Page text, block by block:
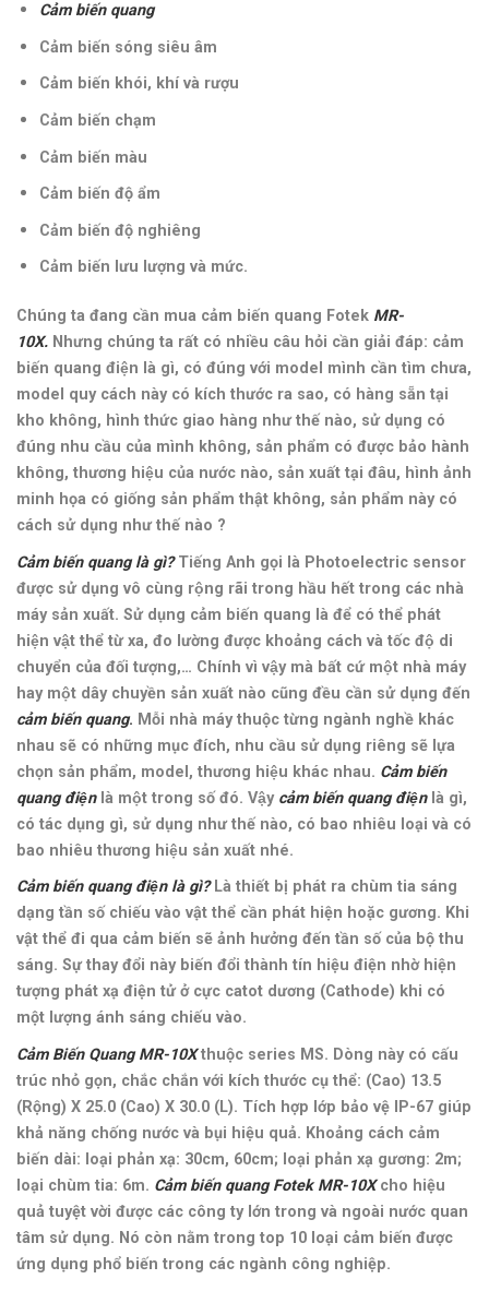
Cảm biến quang
Cảm biến sóng siêu âm
Cảm biến khói, khí và rượu
Cảm biến chạm
Cảm biến màu
Cảm biến độ ẩm
Cảm biến độ nghiêng
Cảm biến lưu lượng và mức.
Chúng ta đang cần mua cảm biến quang Fotek MR-
10X. Nhưng chúng ta rất có nhiều câu hỏi cần giải đáp: cảm
biến quang điện là gì, có đúng với model mình cần tìm chưa,
model quy cách này có kích thước ra sao, có hàng sẵn tại
kho không, hình thức giao hàng như thế nào, sử dụng có
đúng nhu cầu của mình không, sản phẩm có được bảo hành
không, thương hiệu của nước nào, sản xuất tại đâu, hình ảnh
minh họa có giống sản phẩm thật không, sản phẩm này có
cách sử dụng như thế nào ?
Cảm biến quang là gì?Tiếng Anh gọi là Photoelectric sensor
được sử dụng vô cùng rộng rãi trong hầu hết trong các nhà
máy sản xuất. Sử dụng cảm biến quang là để có thể phát
hiện vật thể từ xa, đo lường được khoảng cách và tốc độ di
chuyển của đối tượng,… Chính vì vậy mà bất cứ một nhà máy
hay một dây chuyền sản xuất nào cũng đều cần sử dụng đến
cảm biến quang. Mỗi nhà máy thuộc từng ngành nghề khác
nhau sẽ có những mục đích, nhu cầu sử dụng riêng sẽ lựa
chọn sản phẩm, model, thương hiệu khác nhau. Cảm biến
quang điệnlà một trong số đó. Vậy cảm biến quang điệnlà gì,
có tác dụng gì, sử dụng như thế nào, có bao nhiêu loại và có
bao nhiêu thương hiệu sản xuất nhé.
Cảm biến quang điện là gì?Là thiết bị phát ra chùm tia sáng
dạng tần số chiếu vào vật thể cần phát hiện hoặc gương. Khi
vật thể đi qua cảm biến sẽ ảnh hưởng đến tần số của bộ thu
sáng. Sự thay đổi này biến đổi thành tín hiệu điện nhờ hiện
tượng phát xạ điện tử ở cực catot dương (Cathode) khi có
một lượng ánh sáng chiếu vào.
Cảm Biến Quang MR-10Xthuộc series MS. Dòng này có cấu
trúc nhỏ gọn, chắc chắn với kích thước cụ thể: (Cao) 13.5
(Rộng) X 25.0 (Cao) X 30.0 (L). Tích hợp lớp bảo vệ IP-67 giúp
khả năng chống nước và bụi hiệu quả. Khoảng cách cảm
biến dài: loại phản xạ: 30cm, 60cm; loại phản xạ gương: 2m;
loại chùm tia: 6m. Cảm biến quang Fotek MR-10Xcho hiệu
quả tuyệt vời được các công ty lớn trong và ngoài nước quan
tâm sử dụng. Nó còn nằm trong top 10 loại cảm biến được
ứng dụng phổ biến trong các ngành công nghiệp.